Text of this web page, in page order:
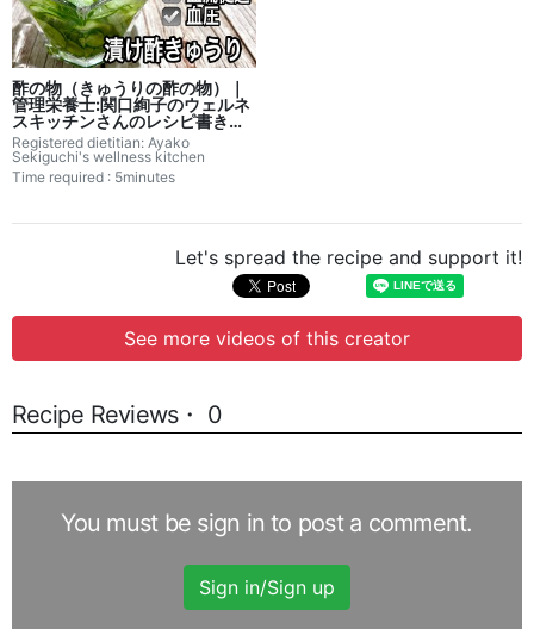
酢の物（きゅうりの酢の物）｜
管理栄養士:関口絢子のウェルネ
スキッチンさんのレシピ書き起
こし
Registered dietitian: Ayako
Sekiguchi's wellness kitchen
Time required : 5minutes
Let's spread the recipe and support it!
See more videos of this creator
Recipe Reviews・ 0
You must be sign in to post a comment.
Sign in/Sign up